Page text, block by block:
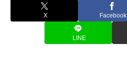
X Facebook
LINE